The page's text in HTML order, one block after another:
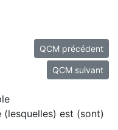
QCM précédent
QCM suivant
est (sont)